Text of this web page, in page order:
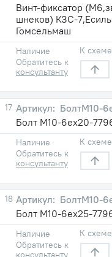
Винт-фиксатор
шнеков) КЗС-
Гомсельмаш
Наличие
Обратитесь к
консультанту
К схеме
17
БолтМ10-
Болт М10-6ех20-
Наличие
Обратитесь к
консультанту
К схеме
18
БолтМ10-
Болт М10-6ех25-
Наличие
Обратитесь к
консультанту
К схеме